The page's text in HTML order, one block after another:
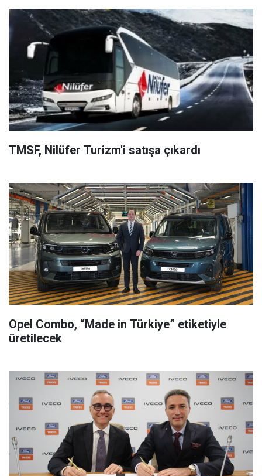
TMSF, Nilüfer Turizm'i satışa çıkardı
Opel Combo, “Made in Türkiye” etiketiyle
üretilecek